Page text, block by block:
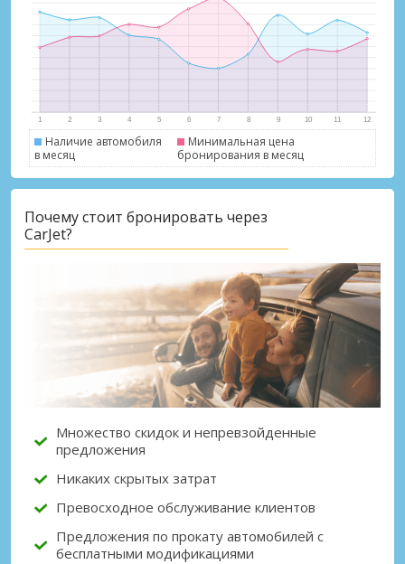
Лучшие сбережения
Получите доступ к эксклюзивным
предложениям партнёров
Войти с помощью eLink
Наличие автомобиля
в месяц
Минимальная цена
бронирования в месяц
Почему стоит бронировать через
CarJet?
Множество скидок и непревзойденные
предложения
Никаких скрытых затрат
Превосходное обслуживание клиентов
Предложения по прокату автомобилей с
бесплатными модификациями